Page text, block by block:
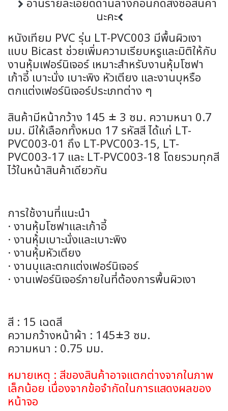
อ่านรายละเอียดด้านล่างก่อนกดสั่งซื้อสินค้า
นะคะ
หนังเทียม PVC รุ่น LT-PVC003 มีพื้นผิวเงา
แบบ Bicast ช่วยเพิ่มความเรียบหรูและมิติให้กับ
งานหุ้มเฟอร์นิเจอร์ เหมาะสำหรับงานหุ้มโซฟา
เก้าอี้ เบาะนั่ง เบาะพิง หัวเตียง และงานบุหรือ
ตกแต่งเฟอร์นิเจอร์ประเภทต่าง ๆ
สินค้ามีหน้ากว้าง 145 ± 3 ซม. ความหนา 0.7
มม. มีให้เลือกทั้งหมด 17 รหัสสี ได้แก่ LT-
PVC003-01 ถึง LT-PVC003-15, LT-
PVC003-17 และ LT-PVC003-18 โดยรวมทุกสี
ไว้ในหน้าสินค้าเดียวกัน
การใช้งานที่แนะนำ
· งานหุ้มโซฟาและเก้าอี้
· งานหุ้มเบาะนั่งและเบาะพิง
· งานหุ้มหัวเตียง
· งานบุและตกแต่งเฟอร์นิเจอร์
· งานเฟอร์นิเจอร์ภายในที่ต้องการพื้นผิวเงา
สี : 15 เฉดสี
ความกว้างหน้าผ้า : 145±3 ซม.
ความหนา : 0.75 มม.
หมายเหตุ : สีของสินค้าอาจแตกต่างจากในภาพ
เล็กน้อย เนื่องจากข้อจำกัดในการแสดงผลของ
หน้าจอ